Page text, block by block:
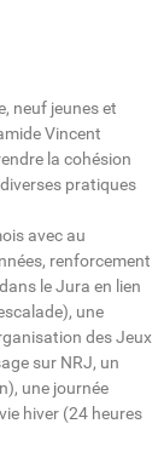
neuf jeunes et
Vincent
la cohésion
pratiques
avec au
renforcement
le Jura en lien
une
des Jeux
sur NRJ, un
une journée
hiver (24 heures